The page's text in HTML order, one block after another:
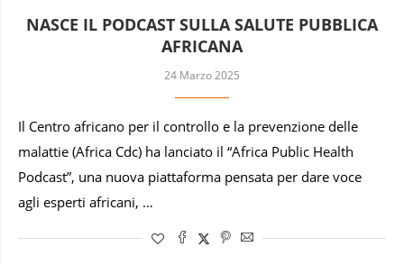
NASCE IL PODCAST SULLA SALUTE PUBBLICA
AFRICANA
24 Marzo 2025
Il Centro africano per il controllo e la prevenzione delle
malattie (Africa Cdc) ha lanciato il “Africa Public Health
Podcast”, una nuova piattaforma pensata per dare voce
agli esperti africani, …